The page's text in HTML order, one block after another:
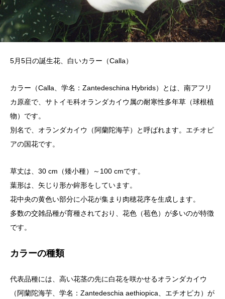
5月5日の誕生花、白いカラー（Calla）
カラー（Calla、学名：Zantedeschina Hybrids）とは、南アフリ
カ原産で、サトイモ科オランダカイウ属の耐寒性多年草（球根植
物）です。
別名で、オランダカイウ（阿蘭陀海芋）と呼ばれます。エチオピ
アの国花です。
草丈は、30 cm（矮小種）～100 cmです。
葉形は、矢じり形か鉾形をしています。
花中央の黄色い部分に小花が集まり肉穂花序を生成します。
多数の交雑品種が育種されており、花色（苞色）が多いのが特徴
です。
カラーの種類
代表品種には、高い花茎の先に白花を咲かせるオランダカイウ
（阿蘭陀海芋、学名：Zantedeschia aethiopica、エチオピカ）が